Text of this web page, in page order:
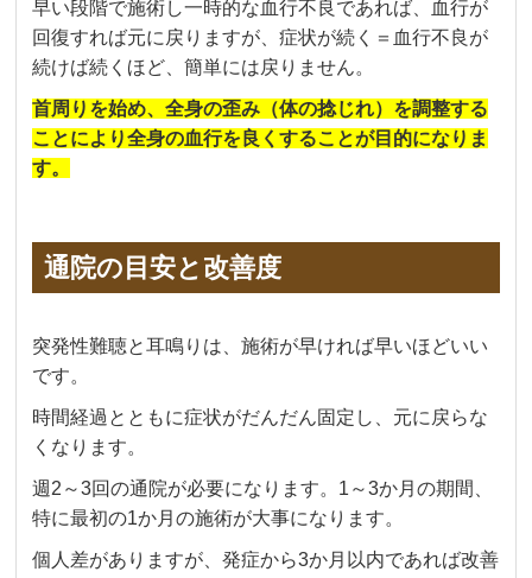
早い段階で施術し一時的な血行不良であれば、血行が
回復すれば元に戻りますが、症状が続く＝血行不良が
続けば続くほど、簡単には戻りません。
首周りを始め、全身の歪み（体の捻じれ）を調整する
ことにより全身の血行を良くすることが目的になりま
す。
通院の目安と改善度
突発性難聴と耳鳴りは、施術が早ければ早いほどいい
です。
時間経過とともに症状がだんだん固定し、元に戻らな
くなります。
週2～3回の通院が必要になります。1～3か月の期間、
特に最初の1か月の施術が大事になります。
個人差がありますが、発症から3か月以内であれば改善